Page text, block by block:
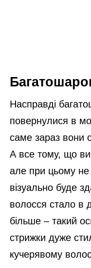
Насправді
повернулися в
саме зараз вони
А все тому, що ви
але при цьому не
візуально буде
волосся стало в
більше – такий
стрижки дуже
кучерявому